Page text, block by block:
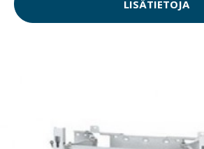
LISÄTIETOJA